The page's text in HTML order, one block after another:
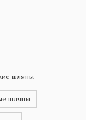
шляпы
шляпы